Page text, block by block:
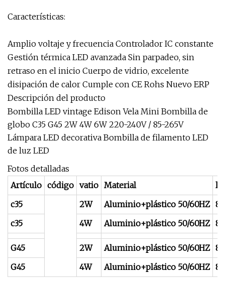
Características:
Amplio voltaje y frecuencia Controlador IC constante
Gestión térmica LED avanzada Sin parpadeo, sin
retraso en el inicio Cuerpo de vidrio, excelente
disipación de calor Cumple con CE Rohs Nuevo ERP
Descripción del producto
Bombilla LED vintage Edison Vela Mini Bombilla de
globo C35 G45 2W 4W 6W 220-240V / 85-265V
Lámpara LED decorativa Bombilla de filamento LED
de luz LED
Fotos detalladas
Artículo código vatio Material
c35
2W Aluminio+plástico 50/60HZ
c35
4W Aluminio+plástico 50/60HZ
G45 2W Aluminio+plástico 50/60HZ
G45
4W Aluminio+plástico 50/60HZ